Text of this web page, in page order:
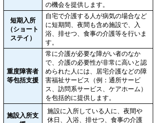
の機会を提供します。
短期入所
（ショート
ステイ）
自宅で介護する人が病気の場合など
に短期間、夜間も含め施設で、入
浴、排せつ、食事の介護等を行いま
す。
重度障害者
等包括支援
常に介護が必要な障がい者のなか
で、介護の必要性が非常に高いと認
められた人には、居宅介護などの障
害福祉サービス（例：通所サービ
ス、訪問系サービス、ケアホーム）
を包括的に提供します。
施設入所支
施設に入所している人に、夜間や
休日、入浴、排せつ、食事の介護